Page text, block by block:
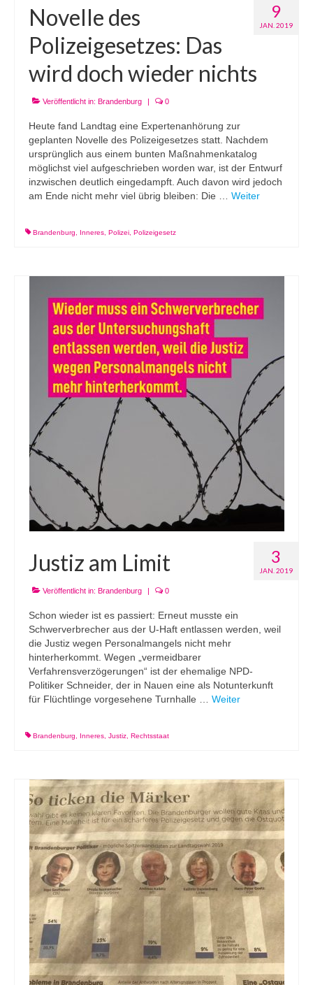
9
JAN. 2019
Novelle des
Polizeigesetzes: Das
wird doch wieder nichts
Veröffentlicht in: Brandenburg | 0
Heute fand Landtag eine Expertenanhörung zur
geplanten Novelle des Polizeigesetzes statt. Nachdem
ursprünglich aus einem bunten Maßnahmenkatalog
möglichst viel aufgeschrieben worden war, ist der Entwurf
inzwischen deutlich eingedampft. Auch davon wird jedoch
am Ende nicht mehr viel übrig bleiben: Die … Weiter
Brandenburg Inneres Polizei Polizeigesetz
3
JAN. 2019
Justiz am Limit
Veröffentlicht in: Brandenburg | 0
Schon wieder ist es passiert: Erneut musste ein
Schwerverbrecher aus der U-Haft entlassen werden, weil
die Justiz wegen Personalmangels nicht mehr
hinterherkommt. Wegen „vermeidbarer
Verfahrensverzögerungen“ ist der ehemalige NPD-
Politiker Schneider, der in Nauen eine als Notunterkunft
für Flüchtlinge vorgesehene Turnhalle … Weiter
Brandenburg Inneres Justiz Rechtsstaat